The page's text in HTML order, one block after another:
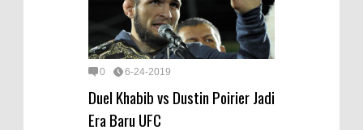
0 6-24-2019
Duel Khabib vs Dustin Poirier Jadi
Era Baru UFC